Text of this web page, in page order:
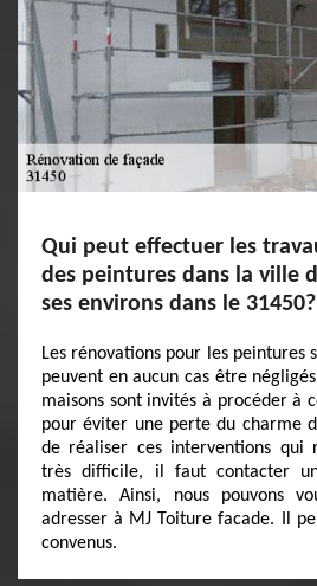
Qui peut effectuer les
des peintures dans la ville
ses environs dans le 31450?
Les rénovations pour les peintures
peuvent en aucun cas être
maisons sont invités à procéder à
pour éviter une perte du charme
de réaliser ces interventions qui
très difficile, il faut contacter
matière. Ainsi, nous pouvons
adresser à MJ Toiture facade. Il
convenus.